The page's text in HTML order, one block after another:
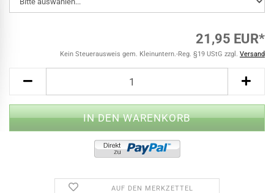
21,95 EUR*
Kein Steuerausweis gem. Kleinuntern.-Reg. §19 UStG zzgl. Versand
AUF DEN MERKZETTEL